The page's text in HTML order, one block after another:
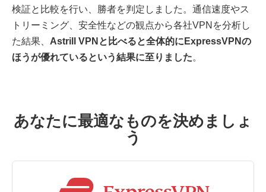
検証と比較を行い、勝者を判定しました。通信速度やス
トリーミング、安全性などの観点から各社VPNを分析し
た結果、 Astrill VPNと比べると全体的にExpressVPNの
ほうが優れているという結果に至りました。
あなたに最適なものを決めましょ
う